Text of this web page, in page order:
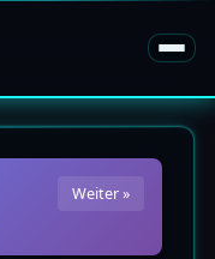
Weiter »